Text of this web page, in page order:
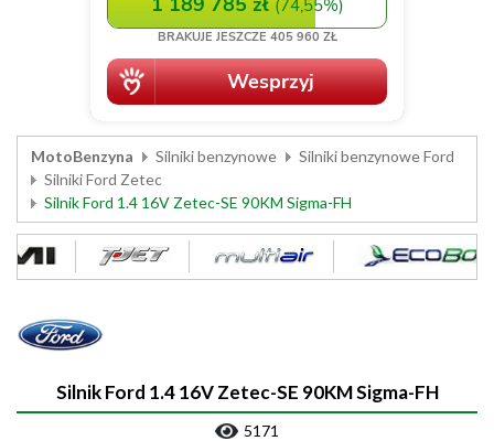
MotoBenzyna Silniki benzynowe
Silniki benzynowe Ford
Silniki Ford Zetec
Silnik Ford 1.4 16V Zetec-SE 90KM Sigma-FH
Silnik Ford 1.4 16V Zetec-SE 90KM Sigma-FH
5171